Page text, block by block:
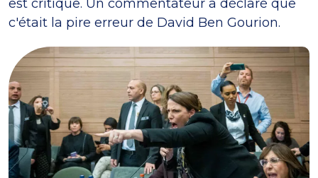
est critique. Un commentateur a déclaré que
c'était la pire erreur de David Ben Gourion.